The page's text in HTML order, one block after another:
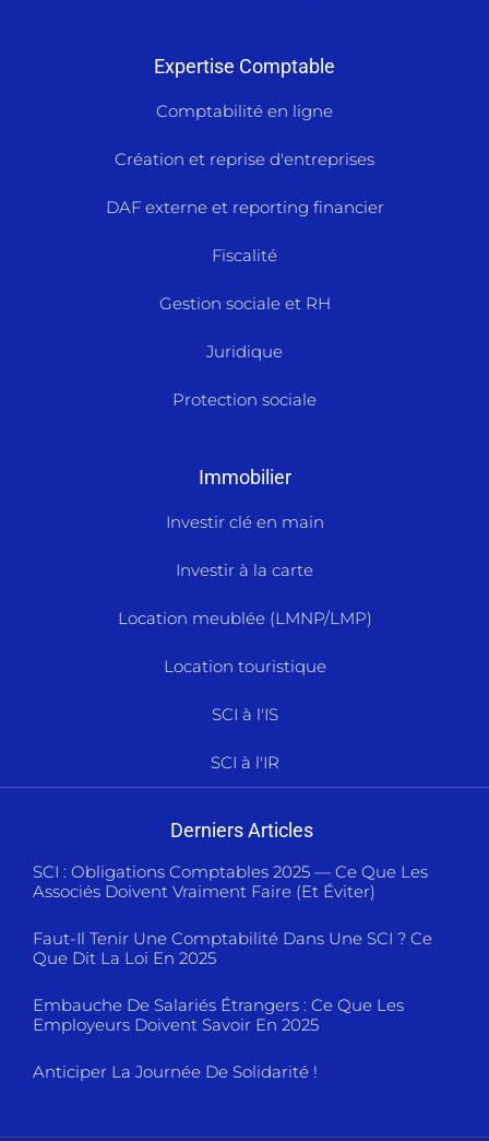
Expertise Comptable
Comptabilité en ligne
Création et reprise d'entreprises
DAF externe et reporting financier
Fiscalité
Gestion sociale et RH
Juridique
Protection sociale
Immobilier
Investir clé en main
Investir à la carte
Location meublée (LMNP/LMP)
Location touristique
SCI à l'IS
SCI à l'IR
Derniers Articles
SCI : Obligations Comptables 2025 — Ce Que Les
Associés Doivent Vraiment Faire (et Éviter)
Faut-Il Tenir Une Comptabilité Dans Une SCI ? Ce
Que Dit La Loi En 2025
Embauche De Salariés Étrangers : Ce Que Les
Employeurs Doivent Savoir En 2025
Anticiper La Journée De Solidarité !